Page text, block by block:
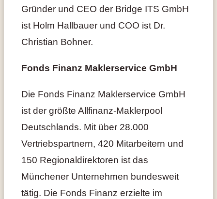
Gründer und CEO der Bridge ITS GmbH
ist Holm Hallbauer und COO ist Dr.
Christian Bohner.
Fonds Finanz Maklerservice GmbH
Die Fonds Finanz Maklerservice GmbH
ist der größte Allfinanz-Maklerpool
Deutschlands. Mit über 28.000
Vertriebspartnern, 420 Mitarbeitern und
150 Regionaldirektoren ist das
Münchener Unternehmen bundesweit
tätig. Die Fonds Finanz erzielte im